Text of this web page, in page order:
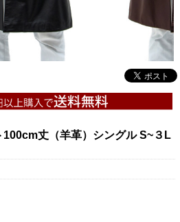
100cm丈（羊革）シングル S~３L